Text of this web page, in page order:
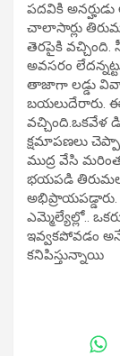
పదవికి
చాలాసార్లు
తెరపైకి వచ్చింది.
అవసరం
తాజాగా లడ్డు
బయలుదేరారు. ఈ
వచ్చింది.ఒకవేళ
క్షమాపణలు
ముద్ర వేసి
భయపడి తిరుమల
ఎమ్మెల్యేల్లో..
ఇవ్వకపోవడం
కనిపిస్తున్నాయి